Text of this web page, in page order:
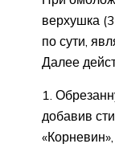
верхушка
по сути,
Далее
добавив